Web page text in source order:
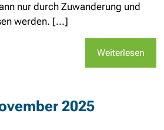
nur durch Zuwanderung und
werden. [...]
Weiterlesen
2025